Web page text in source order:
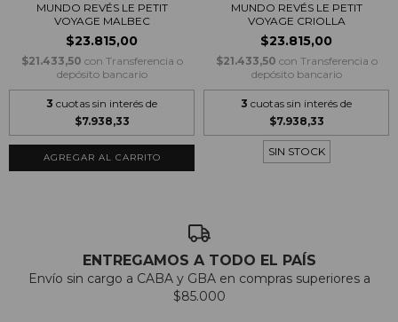
MUNDO REVÉS LE PETIT
VOYAGE MALBEC
$23.815,00
$21.433,50 con Transferencia o
depósito bancario
3 cuotas sin interés de
$7.938,33
MUNDO REVÉS LE PETIT
VOYAGE CRIOLLA
$23.815,00
$21.433,50 con Transferencia o
depósito bancario
3 cuotas sin interés de
$7.938,33
SIN STOCK
ENTREGAMOS A TODO EL PAÍS
Envío sin cargo a CABA y GBA en compras superiores a
$85.000